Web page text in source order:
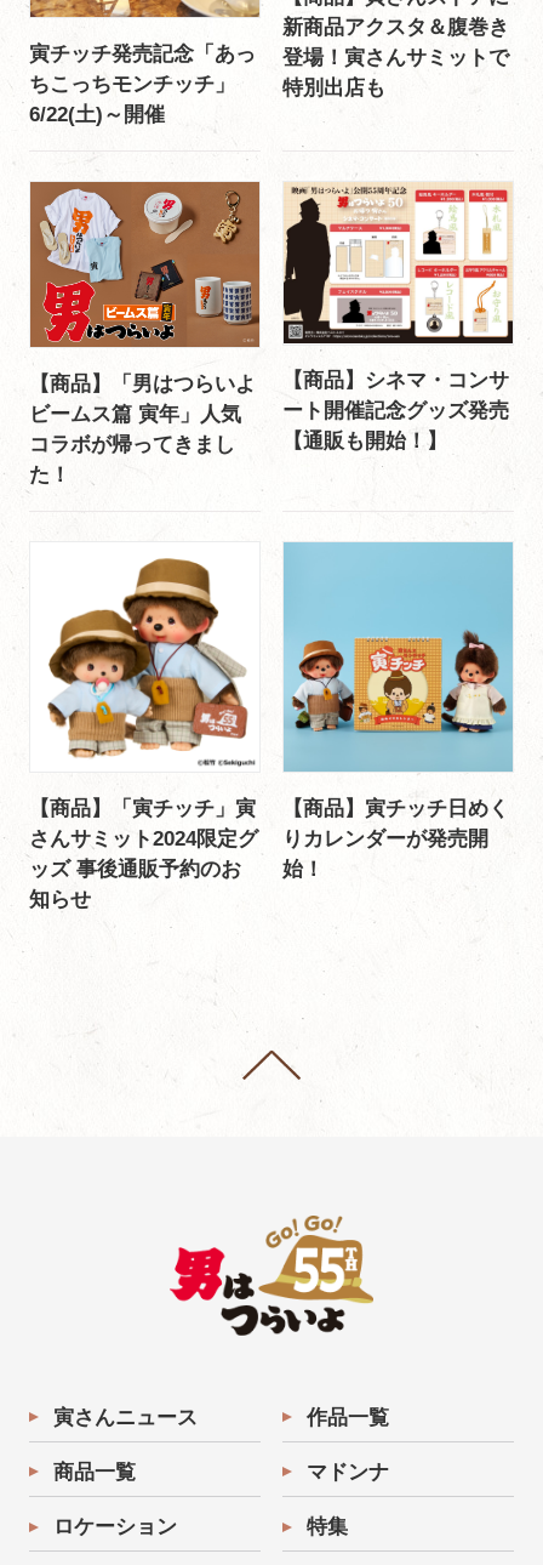
寅チッチ発売記念「あっ
ちこっちモンチッチ」
6/22(土)～開催
新商品アクスタ＆腹巻き
登場！寅さんサミットで
特別出店も
【商品】「男はつらいよ
ビームス篇 寅年」人気
コラボが帰ってきまし
た！
【商品】シネマ・コンサ
ート開催記念グッズ発売
【通販も開始！】
【商品】「寅チッチ」寅
さんサミット2024限定グ
ッズ 事後通販予約のお
知らせ
【商品】寅チッチ日めく
りカレンダーが発売開
始！
寅さんニュース 作品一覧
商品一覧 マドンナ
ロケーション 特集